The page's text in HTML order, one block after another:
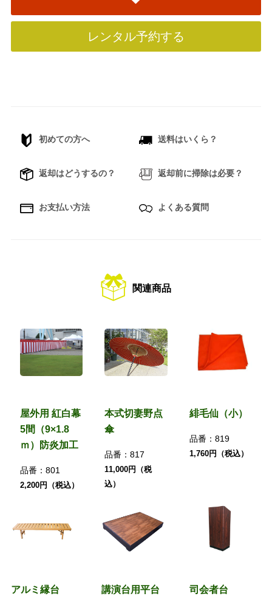
レンタル予約する
初めての方へ 送料はいくら？
返却はどうするの？ 返却前に掃除は必要？
お支払い方法 よくある質問
関連商品
屋外用 紅白幕
5間（9×1.8
ｍ）防炎加工
品番： 801
2,200円（税込）
本式切妻野点
傘
品番：817
11,000円（税
込）
緋毛仙（小）
品番：819
1,760円（税込）
アルミ縁台 講演台用平台 司会者台